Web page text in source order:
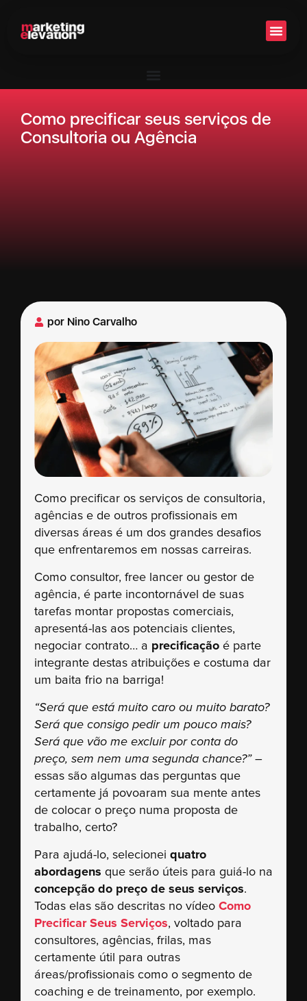
Como precificar seus serviços de
Consultoria ou Agência
por Nino Carvalho
Como precificar os serviços de consultoria,
agências e de outros profissionais em
diversas áreas é um dos grandes desafios
que enfrentaremos em nossas carreiras.
Como consultor, free lancer ou gestor de
agência, é parte incontornável de suas
tarefas montar propostas comerciais,
apresentá-las aos potenciais clientes,
negociar contrato… a precificação é parte
integrante destas atribuições e costuma dar
um baita frio na barriga!
“Será que está muito caro ou muito barato?
Será que consigo pedir um pouco mais?
Será que vão me excluir por conta do
preço, sem nem uma segunda chance?”–
essas são algumas das perguntas que
certamente já povoaram sua mente antes
de colocar o preço numa proposta de
trabalho, certo?
Para ajudá-lo, selecionei quatro
abordagens que serão úteis para guiá-lo na
concepção do preço de seus serviços.
Todas elas são descritas no vídeo Como
Precificar Seus Serviços, voltado para
consultores, agências, frilas, mas
certamente útil para outras
áreas/profissionais como o segmento de
coaching e de treinamento, por exemplo.